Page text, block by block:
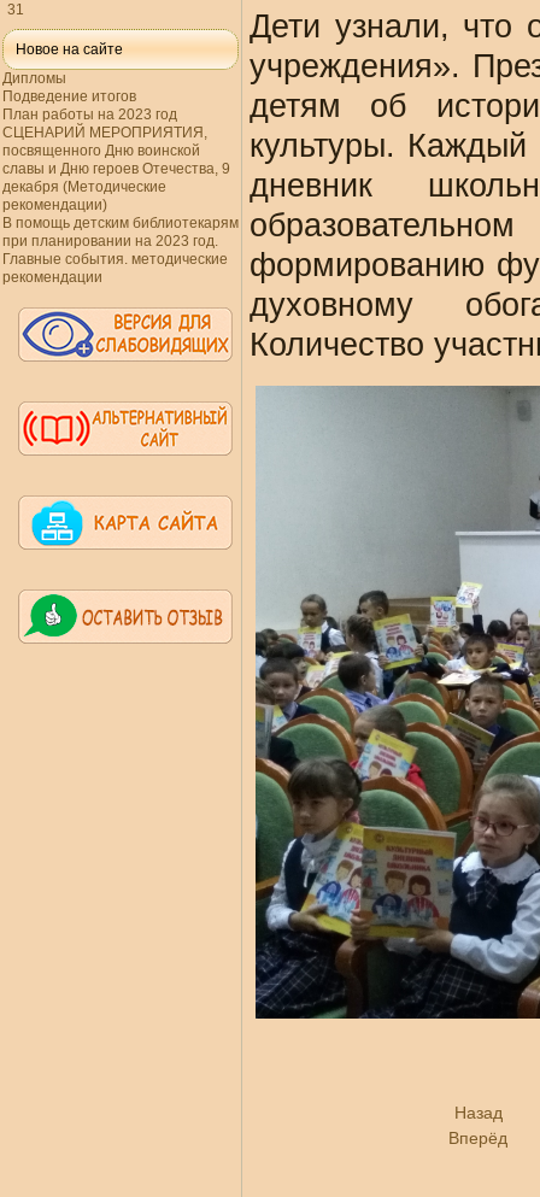
31
Новое на сайте
Дипломы
Подведение итогов
План работы на 2023 год
СЦЕНАРИЙ МЕРОПРИЯТИЯ,
посвященного Дню воинской
славы и Дню героев Отечества, 9
декабря (Методические
рекомендации)
В помощь детским библиотекарям
при планировании на 2023 год.
Главные события. методические
рекомендации
Дети узнали, что
учреждения».
детям об
культуры.
дневник
формированию
духовному
Количество
Назад
Вперёд